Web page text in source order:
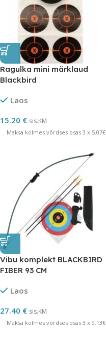
Ragulka mini märklaud
Blackbird
Laos
15.20 € sis.KM
Maksa kolmes võrdses osas 3 x 5.07€
Vibu komplekt BLACKBIRD
FIBER 93 CM
Laos
27.40 € sis.KM
Maksa kolmes võrdses osas 3 x 9.13€